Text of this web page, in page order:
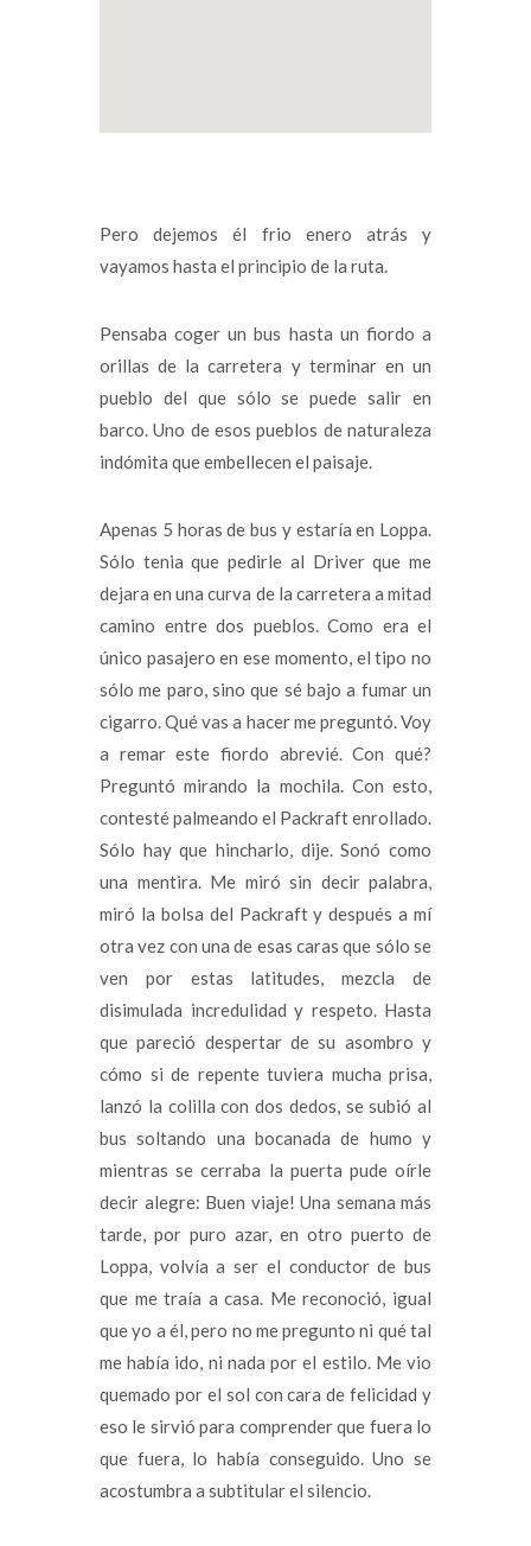
Pero dejemos él frio enero atrás y
vayamos hasta el principio de la ruta.
Pensaba coger un bus hasta un fiordo a
orillas de la carretera y terminar en un
pueblo del que sólo se puede salir en
barco. Uno de esos pueblos de naturaleza
indómita que embellecen el paisaje.
Apenas 5 horas de bus y estaría en Loppa.
Sólo tenia que pedirle al Driver que me
dejara en una curva de la carretera a mitad
camino entre dos pueblos. Como era el
único pasajero en ese momento, el tipo no
sólo me paro, sino que sé bajo a fumar un
cigarro. Qué vas a hacer me preguntó. Voy
a remar este fiordo abrevié. Con qué?
Preguntó mirando la mochila. Con esto,
contesté palmeando el Packraft enrollado.
Sólo hay que hincharlo, dije. Sonó como
una mentira. Me miró sin decir palabra,
miró la bolsa del Packraft y después a mí
otra vez con una de esas caras que sólo se
ven por estas latitudes, mezcla de
disimulada incredulidad y respeto. Hasta
que pareció despertar de su asombro y
cómo si de repente tuviera mucha prisa,
lanzó la colilla con dos dedos, se subió al
bus soltando una bocanada de humo y
mientras se cerraba la puerta pude oírle
decir alegre: Buen viaje! Una semana más
tarde, por puro azar, en otro puerto de
Loppa, volvía a ser el conductor de bus
que me traía a casa. Me reconoció, igual
que yo a él, pero no me pregunto ni qué tal
me había ido, ni nada por el estilo. Me vio
quemado por el sol con cara de felicidad y
eso le sirvió para comprender que fuera lo
que fuera, lo había conseguido. Uno se
acostumbra a subtitular el silencio.